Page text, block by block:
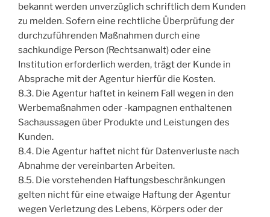
bekannt werden unverzüglich schriftlich dem Kunden
zu melden. Sofern eine rechtliche Überprüfung der
durchzuführenden Maßnahmen durch eine
sachkundige Person (Rechtsanwalt) oder eine
Institution erforderlich werden, trägt der Kunde in
Absprache mit der Agentur hierfür die Kosten.
8.3. Die Agentur haftet in keinem Fall wegen in den
Werbemaßnahmen oder -kampagnen enthaltenen
Sachaussagen über Produkte und Leistungen des
Kunden.
8.4. Die Agentur haftet nicht für Datenverluste nach
Abnahme der vereinbarten Arbeiten.
8.5. Die vorstehenden Haftungsbeschränkungen
gelten nicht für eine etwaige Haftung der Agentur
wegen Verletzung des Lebens, Körpers oder der